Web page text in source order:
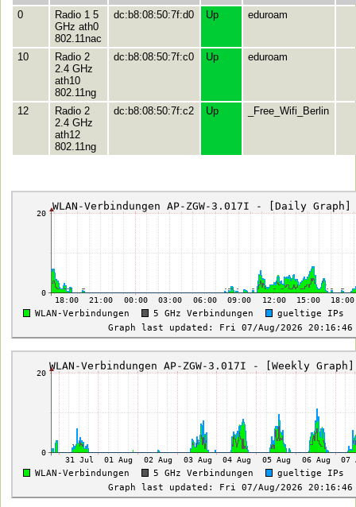
0
Radio 1 5
GHz ath0
802.11nac
dc:b8:08:50:7f:d0 Up eduroam
10
Radio 2
2.4 GHz
ath10
802.11ng
dc:b8:08:50:7f:c0 Up eduroam
12
Radio 2
2.4 GHz
ath12
802.11ng
dc:b8:08:50:7f:c2 Up _Free_Wifi_Berlin